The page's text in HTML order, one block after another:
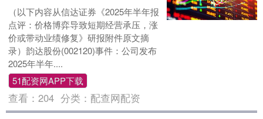
（以下内容从信达证券《2025年半年报
点评：价格博弈导致短期经营承压，涨
价或带动业绩修复》研报附件原文摘
录）韵达股份(002120)事件：公司发布
2025年半年....
51配资网APP下载
查看：204 分类： 配查网配资